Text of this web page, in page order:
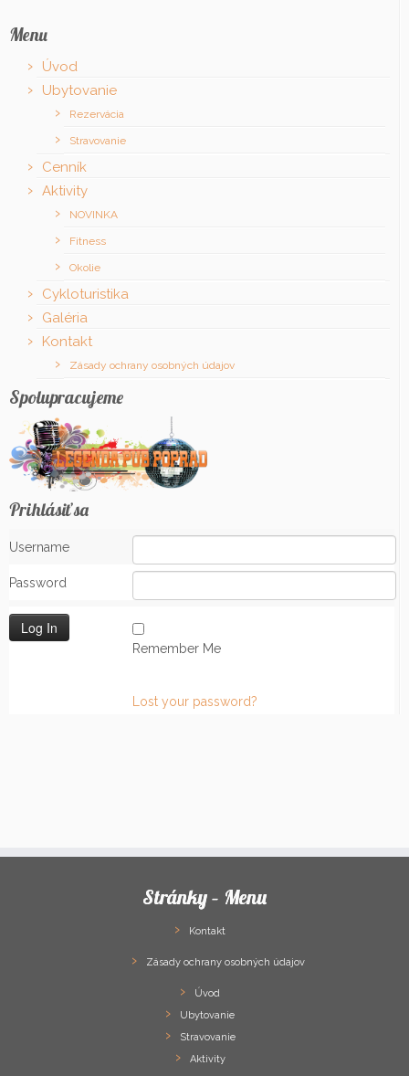
Menu
Úvod
Ubytovanie
Rezervácia
Stravovanie
Cenník
Aktivity
NOVINKA
Fitness
Okolie
Cykloturistika
Galéria
Kontakt
Zásady ochrany osobných údajov
Spolupracujeme
Prihlásiť sa
Username
Password
Remember Me
Lost your password?
Stránky – Menu
Kontakt
Zásady ochrany osobných údajov
Úvod
Ubytovanie
Stravovanie
Aktivity